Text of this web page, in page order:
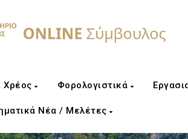
Χρέος Φορολογιστικά
Νέα / Μελέτες